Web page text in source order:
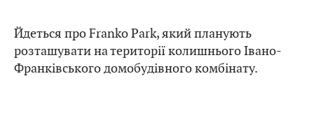
Йдеться про Franko Park, який планують
розташувати на території колишнього Івано-
Франківського домобудівного комбінату.